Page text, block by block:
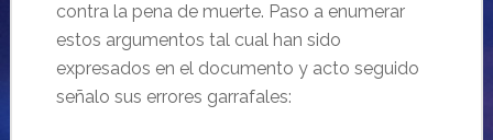
contra la pena de muerte. Paso a enumerar
estos argumentos tal cual han sido
expresados en el documento y acto seguido
señalo sus errores garrafales: